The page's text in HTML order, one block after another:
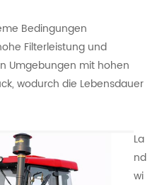
Bedingungen
Filterleistung und
Umgebungen mit hohen
wodurch die Lebensdauer
La
nd
wi